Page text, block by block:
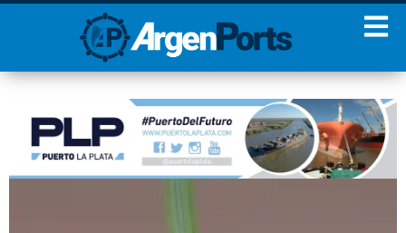
¡Sumate a nuestro
Newsletter!
Nombre Apellidos